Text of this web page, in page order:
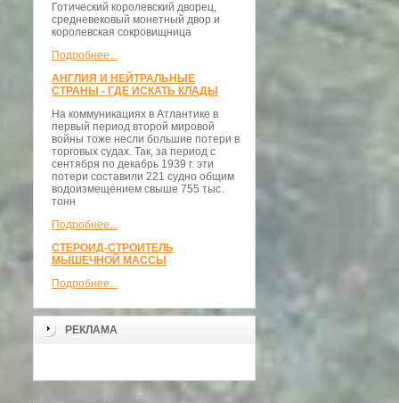
Готический королевский дворец,
средневековый монетный двор и
королевская сокровищница
Подробнее...
АНГЛИЯ И НЕЙТРАЛЬНЫЕ
СТРАНЫ - ГДЕ ИСКАТЬ КЛАДЫ
На коммуникациях в Атлантике в
первый период второй мировой
войны тоже несли большие потери в
торговых судах. Так, за период с
сентября по декабрь 1939 г. эти
потери составили 221 судно общим
водоизмещением свыше 755 тыс.
тонн
Подробнее...
СТЕРОИД-СТРОИТЕЛЬ
МЫШЕЧНОЙ МАССЫ
Подробнее...
РЕКЛАМА